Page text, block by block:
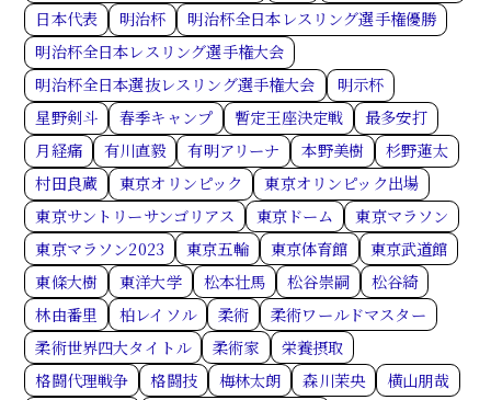
日本代表
明治杯
明治杯全日本レスリング選手権優勝
明治杯全日本レスリング選手権大会
明治杯全日本選抜レスリング選手権大会
明示杯
星野剣斗
春季キャンプ 暫定王座決定戦
最多安打
月経痛
有川直毅 有明アリーナ 本野美樹
杉野蓮太
村田良蔵
東京オリンピック
東京オリンピック出場
東京サントリーサンゴリアス
東京ドーム
東京マラソン
東京マラソン2023
東京五輪 東京体育館
東京武道館
東條大樹
東洋大学 松本壮馬 松谷崇嗣
松谷綺
林由番里
柏レイソル 柔術
柔術ワールドマスター
柔術世界四大タイトル
柔術家
栄養摂取
格闘代理戦争
格闘技 梅林太朗 森川茉央
横山朋哉